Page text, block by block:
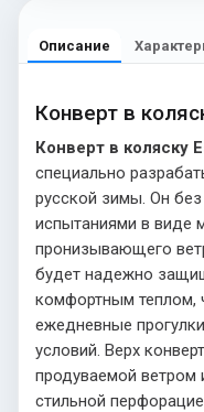
Описание
Конверт в
Конверт в коляску
специально
русской зимы. Он
испытаниями в виде
пронизывающего
будет надежно
комфортным теплом,
ежедневные
условий. Верх
продуваемой
стильной